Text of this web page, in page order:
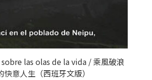
las olas de la vida / 乘風破浪
快意人生（西班牙文版）